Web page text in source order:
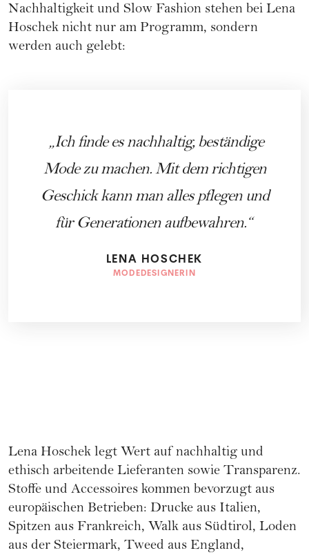
Nachhaltigkeit und Slow Fashion stehen bei Lena
Hoschek nicht nur am Programm, sondern
werden auch gelebt:
Ich finde es nachhaltig, beständige
Mode zu machen. Mit dem richtigen
Geschick kann man alles pflegen und
für Generationen aufbewahren.
LENA HOSCHEK
MODEDESIGNERIN
Lena Hoschek legt Wert auf nachhaltig und
ethisch arbeitende Lieferanten sowie Transparenz.
Stoffe und Accessoires kommen bevorzugt aus
europäischen Betrieben: Drucke aus Italien,
Spitzen aus Frankreich, Walk aus Südtirol, Loden
aus der Steiermark, Tweed aus England,